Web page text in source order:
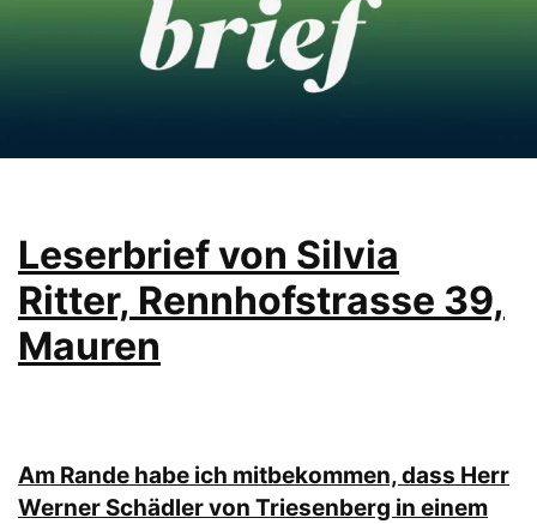
Leserbrief von Silvia
Ritter, Rennhofstrasse 39,
Mauren
Am Rande habe ich mitbekommen, dass Herr
Werner Schädler von Triesenberg in einem